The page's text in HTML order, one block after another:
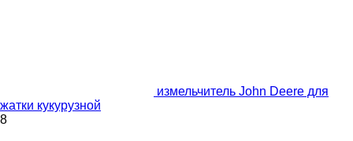
измельчитель John Deere для
жатки кукурузной
8